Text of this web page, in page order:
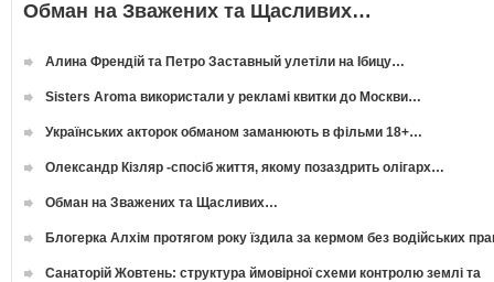
Обман на Зважених та Щасливих…
Алина Френдій та Петро Заставный улетіли на Ібицу…
Sisters Aroma використали у рекламі квитки до Москви…
Українських акторок обманом заманюють в фільми 18+…
Олександр Кізляр -спосіб життя, якому позаздрить олігарх…
Обман на Зважених та Щасливих…
Блогерка Алхім протягом року їздила за кермом без водійських
Санаторій Жовтень: структура ймовірної схеми контролю землі та